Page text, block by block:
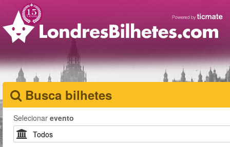
Busca bilhetes
Selecionar evento